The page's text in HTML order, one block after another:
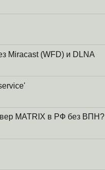
Miracast (WFD) и DLNA
MATRIX в РФ без ВПН?